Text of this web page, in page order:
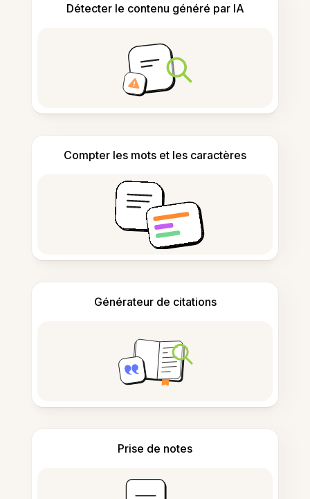
Détecter le contenu généré par IA
Compter les mots et les caractères
Générateur de citations
Prise de notes